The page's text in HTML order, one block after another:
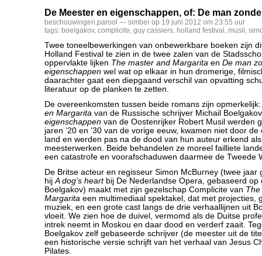
De Meester en eigenschappen, of: De man
beschouwingen,parool — simber op 19 juni 2012 om 23:55 uur
tags: boelgakov, complicite, guy cassiers, holland festival , musil ,
Twee toneelbewerkingen van onbewerkbare boeken zijn
Holland Festival te zien in de twee zalen van de
oppervlakte lijken The master and Margarita en De man
eigenschappen wel wat op elkaar in hun dromerige,
daarachter gaat een diepgaand verschil van opvatting
literatuur op de planken te zetten.
De overeenkomsten tussen beide romans zijn
en Margarita van de Russische schrijver Michail
eigenschappen van de Oostenrijker Robert Musil werden
jaren ’20 en ’30 van de vorige eeuw, kwamen niet door
land en werden pas na de dood van hun auteur erkend
meesterwerken. Beide behandelen ze moreel failliete
een catastrofe en voorafschaduwen daarmee de Tweede
De Britse acteur en regisseur Simon McBurney (twee jaar
hijA dog’s heartbij De Nederlandse Opera, gebaseerd op
Boelgakov) maakt met zijn gezelschap Complicite van
Margarita een multimediaal spektakel, dat met projecties,
muziek, en een grote cast langs de drie verhaallijnen uit
vloeit. We zien hoe de duivel, vermomd als de Duitse
intrek neemt in Moskou en daar dood en verderf zaait.
Boelgakov zelf gebaseerde schrijver (de meester uit de
een historische versie schrijft van het verhaal van Jesus
Pilates.